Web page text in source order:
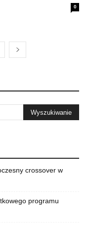
0
crossover w
programu